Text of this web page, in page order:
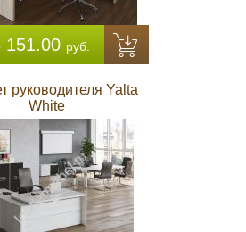
151.00 руб.
руководителя Yalta
White